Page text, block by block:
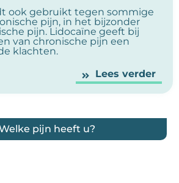
ook gebruikt tegen sommige
pijn, in het bijzonder
pijn. Lidocaïne geeft bij
van chronische pijn een
klachten.
Lees verder
pijn heeft u?